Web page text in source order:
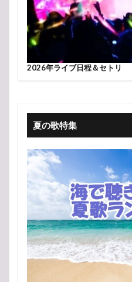
2026年ライブ日程＆セトリ
夏の歌特集